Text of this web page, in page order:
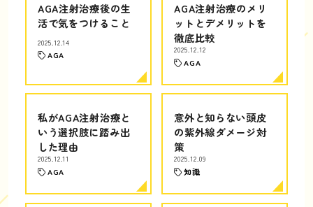
AGA注射治療後の生
活で気をつけること
2025.12.14
AGA
AGA注射治療のメリ
ットとデメリットを
徹底比較
2025.12.12
AGA
私がAGA注射治療と
いう選択肢に踏み出
した理由
2025.12.11
AGA
意外と知らない頭皮
の紫外線ダメージ対
策
2025.12.09
知識